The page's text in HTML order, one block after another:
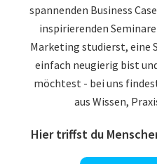
spannenden Business
inspirierenden
Marketing studierst, eine
einfach neugierig bist
möchtest - bei uns
aus Wissen,
Hier triffst du